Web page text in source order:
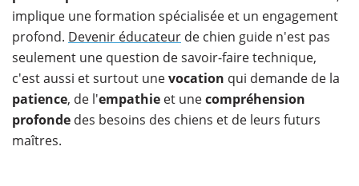
implique une formation spécialisée et un engagement
profond. Devenir éducateur de chien guide n'est pas
seulement une question de savoir-faire technique,
c'est aussi et surtout unevocation qui demande de la
patience, de l'empathie et unecompréhension
profonde des besoins des chiens et de leurs futurs
maîtres.